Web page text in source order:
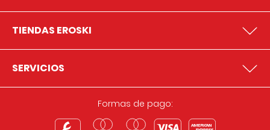
TIENDAS EROSKI
SERVICIOS
Formas de pago: